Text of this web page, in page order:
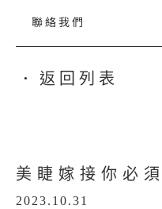
聯絡我們
● 返回列表
美睫嫁接你必
2023.10.31